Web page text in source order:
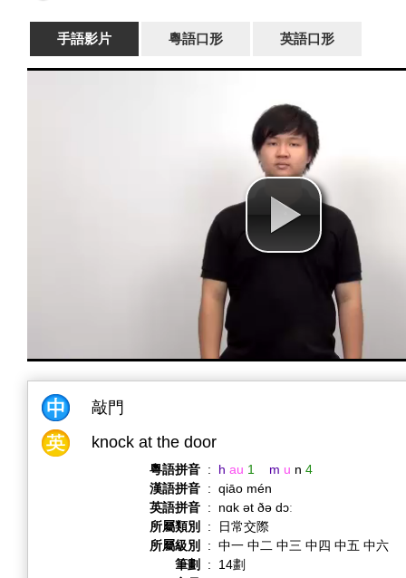
手語影片 粵語口形 英語口形
敲門
knock at the door
粵語拼音 : h au 1 m u n 4
漢語拼音 : qiāo mén
英語拼音 :
nɑk ət ðə dɔː
所屬類別
:
日常交際
所屬級別
: 中一 中二 中三 中四 中五 中六
筆劃
:
14劃